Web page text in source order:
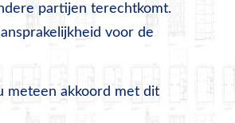
partijen terechtkomt.
voor de
meteen akkoord met dit